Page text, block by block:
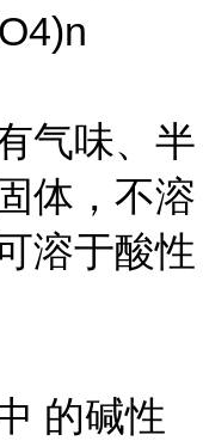
气味、半
体，不溶
溶于酸性
的碱性